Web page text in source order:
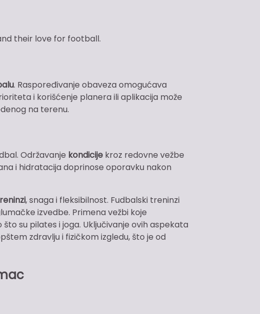
their love for football.
. Raspoređivanje obaveza omogućava
i korišćenje planera ili aplikacija može
na terenu.
Održavanje kondicije kroz redovne vežbe
i hidratacija doprinose oporavku nakon
, snaga i fleksibilnost. Fudbalski treninzi
izvedbe. Primena vežbi koje
su pilates i joga. Uključivanje ovih aspekata
zdravlju i fizičkom izgledu, što je od